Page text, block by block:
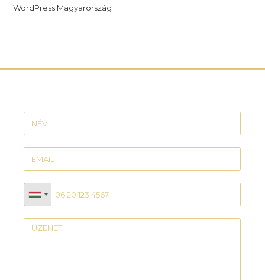
WordPress Magyarország